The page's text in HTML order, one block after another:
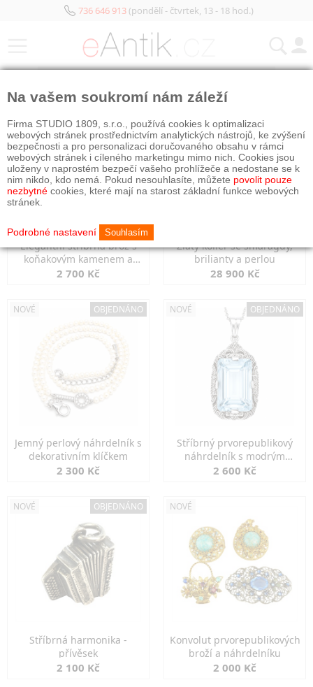
736 646 913(pondělí - čtvrtek, 13 - 18 hod.)
Elegantní stříbrná brož s
koňakovým kamenem a
markazity
2 700 Kč
Zlatý kolier se smaragdy,
brilianty a perlou
28 900 Kč
NOVÉ OBJEDNÁNO
Jemný perlový náhrdelník s
dekorativním klíčkem
2 300 Kč
NOVÉ OBJEDNÁNO
Stříbrný prvorepublikový
náhrdelník s modrým
spinelem
2 600 Kč
NOVÉ OBJEDNÁNO
Stříbrná harmonika -
přívěsek
2 100 Kč
NOVÉ
Konvolut prvorepublikových
broží a náhrdelníku
2 000 Kč
Na vašem soukromí nám záleží
Firma STUDIO 1809, s.r.o., používá cookies k optimalizaci
webových stránek prostřednictvím analytických nástrojů, ke zvýšení
bezpečnosti a pro personalizaci doručovaného obsahu v rámci
webových stránek i cíleného marketingu mimo nich. Cookies jsou
uloženy v naprostém bezpečí vašeho prohlížeče a nedostane se k
nim nikdo, kdo nemá. Pokud nesouhlasíte, můžete povolit pouze
nezbytné cookies, které mají na starost základní funkce webových
stránek.
Podrobné nastavení Souhlasím